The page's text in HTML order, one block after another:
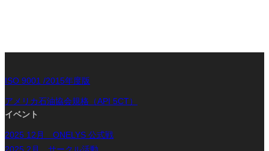
ISO 9001 /2015年度版
アメリカ石油協会規格（API 5CT）
イベント
2025 12月 ONELYS 公式戦